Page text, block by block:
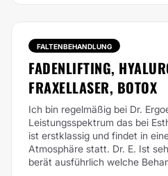
FALTENBEHANDLUNG
FADENLIFTING,
FRAXELLASER, BOTOX
Ich bin regelmäßig bei Dr.
Leistungsspektrum das bei
ist erstklassig und findet in
Atmosphäre statt. Dr. E. Ist
berät ausführlich welche